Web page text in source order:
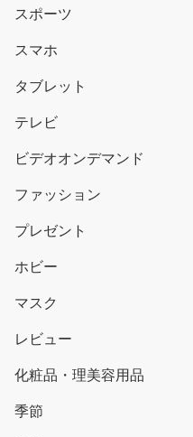
スポーツ
スマホ
タブレット
テレビ
ビデオオンデマンド
ファッション
プレゼント
ホビー
マスク
レビュー
化粧品・理美容用品
季節